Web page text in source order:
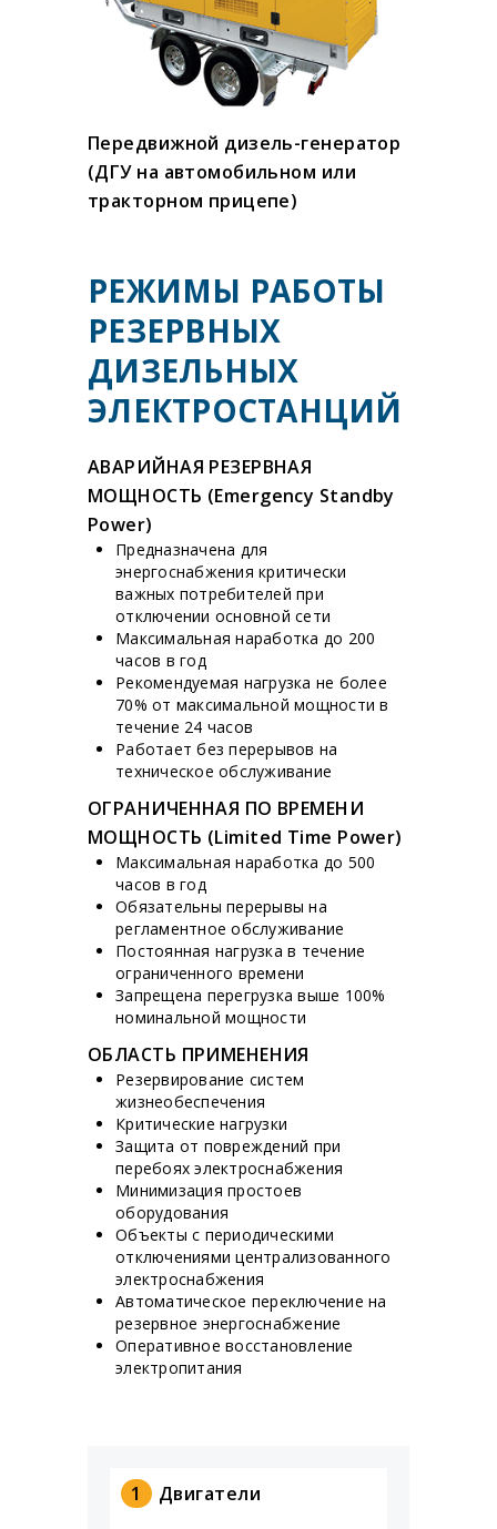
Передвижной дизель-генератор
(ДГУ на автомобильном или
тракторном прицепе)
РЕЖИМЫ РАБОТЫ
РЕЗЕРВНЫХ
ДИЗЕЛЬНЫХ
ЭЛЕКТРОСТАНЦИЙ
АВАРИЙНАЯ РЕЗЕРВНАЯ
МОЩНОСТЬ (Emergency Standby
Power)
Предназначена для
энергоснабжения критически
важных потребителей при
отключении основной сети
Максимальная наработка до 200
часов в год
Рекомендуемая нагрузка не более
70% от максимальной мощности в
течение 24 часов
Работает без перерывов на
техническое обслуживание
ОГРАНИЧЕННАЯ ПО ВРЕМЕНИ
МОЩНОСТЬ (Limited Time Power)
Максимальная наработка до 500
часов в год
Обязательны перерывы на
регламентное обслуживание
Постоянная нагрузка в течение
ограниченного времени
Запрещена перегрузка выше 100%
номинальной мощности
ОБЛАСТЬ ПРИМЕНЕНИЯ
Резервирование систем
жизнеобеспечения
Критические нагрузки
Защита от повреждений при
перебоях электроснабжения
Минимизация простоев
оборудования
Объекты с периодическими
отключениями централизованного
электроснабжения
Автоматическое переключение на
резервное энергоснабжение
Оперативное восстановление
электропитания
1 Двигатели